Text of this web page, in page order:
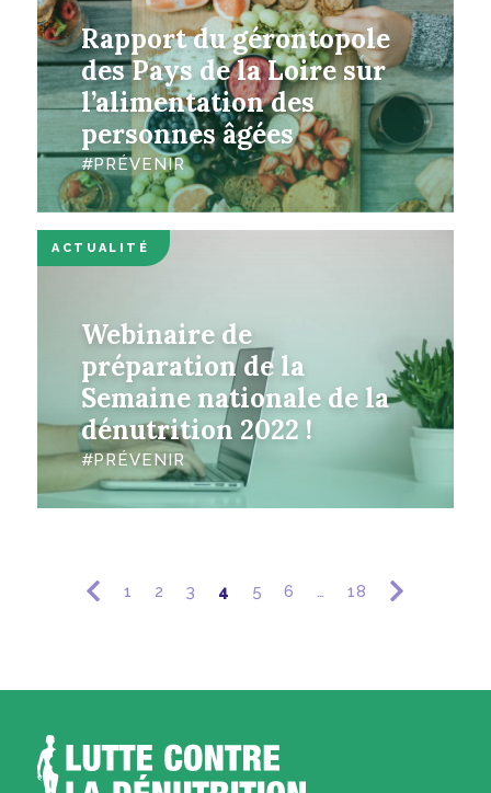
Rapport du gérontopole
des Pays de la Loire sur
l’alimentation des
personnes âgées
PRÉVENIR
ACTUALITÉ
Webinaire de
préparation de la
Semaine nationale de la
dénutrition 2022 !
PRÉVENIR
1 2 3 4 5 6 … 18